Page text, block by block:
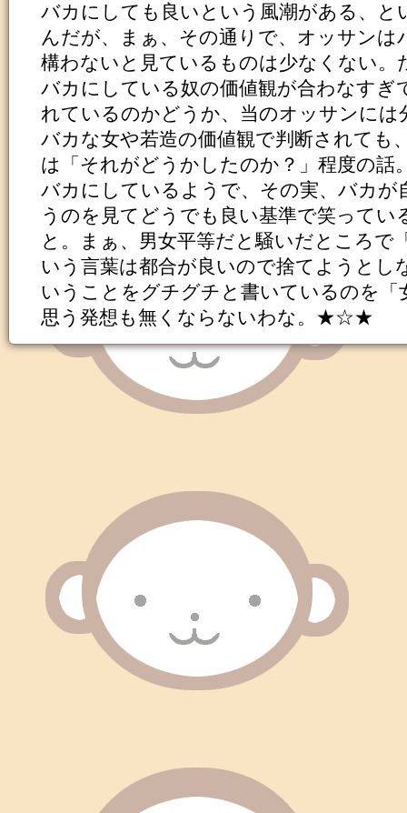
バカにしても良いという風潮がある、と
んだが、まぁ、その通りで、オッサンは
構わないと見ているものは少なくない。
バカにしている奴の価値観が合わなすぎ
れているのかどうか、当のオッサンには
バカな女や若造の価値観で判断されても
は「それがどうかしたのか？」程度の話
バカにしているようで、その実、バカが
うのを見てどうでも良い基準で笑ってい
と。まぁ、男女平等だと騒いだところで
いう言葉は都合が良いので捨てようとし
いうことをグチグチと書いているのを「
思う発想も無くならないわな。★☆★